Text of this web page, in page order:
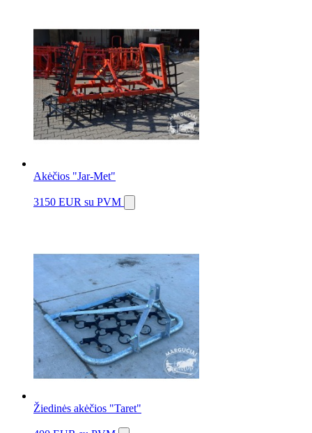
Akėčios "Jar-Met"
3150 EUR su PVM
Žiedinės akėčios "Taret"